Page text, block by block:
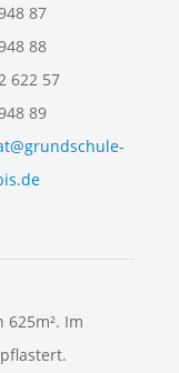
87
88
622 57
89
Im